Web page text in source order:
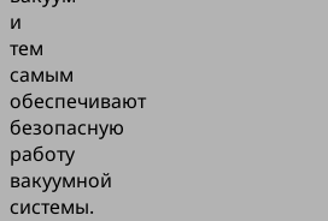
и
тем
самым
обеспечивают
безопасную
работу
вакуумной
системы.